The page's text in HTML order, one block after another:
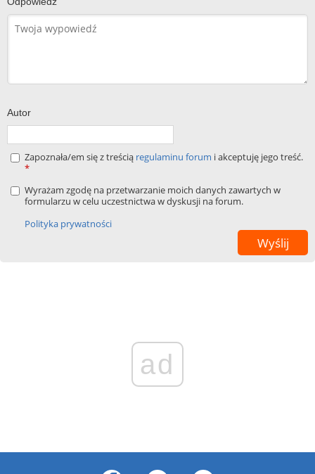
Autor
Zapoznała/em się z treścią regulaminu forum i akceptuję jego treść.
*
Wyrażam zgodę na przetwarzanie moich danych zawartych w
formularzu w celu uczestnictwa w dyskusji na forum.
Polityka prywatności
ad